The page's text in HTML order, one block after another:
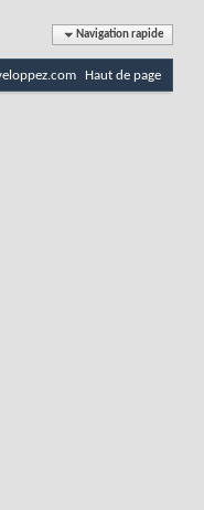
Navigation rapide
Haut de page